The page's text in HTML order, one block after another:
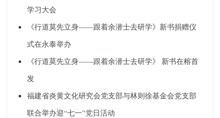
学习大会
《行道莫先立身——跟着余潜士去研学》新书捐赠仪
式在永泰举办
《行道莫先立身——跟着余潜士去研学》 新书在榕首
发
福建省炎黄文化研究会党支部与林则徐基金会党支部
联合举办迎“七一”党日活动